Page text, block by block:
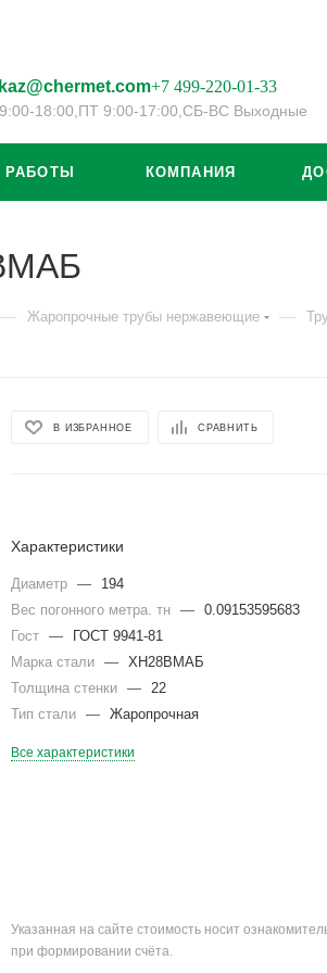
+7 499-220-01-33
18:00, ПТ 9:00-17:00, СБ-ВС Выходные
КОМПАНИЯ
— Жаропрочные трубы нержавеющие —
В ИЗБРАННОЕ СРАВНИТЬ
Характеристики
Диаметр —
194
Вес погонного метра. тн
—
0.09153595683
Гост
—
ГОСТ 9941-81
Марка стали
—
ХН28ВМАБ
Толщина стенки
—
22
Тип стали
— Жаропрочная
Все характеристики
Указанная на сайте стоимость носит
при формировании счёта.